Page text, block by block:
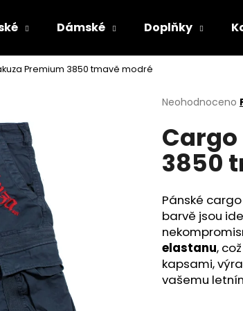
Dámské Doplňky
Premium 3850 tmavě modré
Průměrné
produktu
je
0,0
z
hvězdiček.
Neohodnoceno
3850
Pánské
barvě jsou
elastanu,
kapsami,
vašemu
Co potřebujete najít?
HLEDAT
PÁNSKÉ ŠEDÉ TRIČKO YAKUZA PREMIUM